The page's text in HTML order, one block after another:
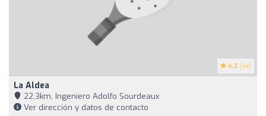
4.2 (44)
La Aldea
22,3km, Ingeniero Adolfo Sourdeaux
Ver dirección y datos de contacto